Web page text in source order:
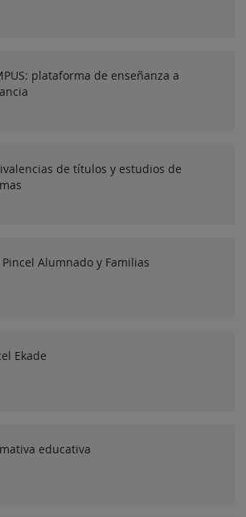
plataforma de enseñanza a
de títulos y estudios de
Pincel Alumnado y Familias
Ekade
educativa